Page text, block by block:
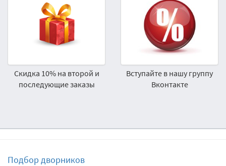
Скидка 10% на второй и
последующие заказы
Вступайте в нашу группу
Вконтакте
Подбор дворников